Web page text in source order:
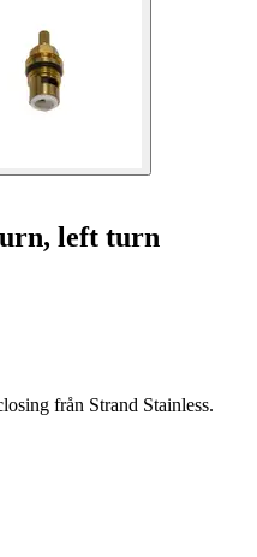
left turn
från Strand Stainless.